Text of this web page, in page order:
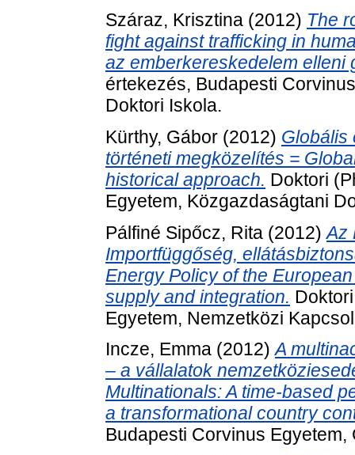
Száraz, Krisztina (2012) The
fight against trafficking in
az emberkereskedelem elleni
értekezés, Budapesti
Doktori Iskola.
Kürthy, Gábor (2012) Globális
történeti megközelítés =
historical approach. Doktori
Egyetem, Közgazdaságtani
Pálfiné Sipőcz, Rita (2012)Az
Importfüggőség,
Energy Policy of the
supply and integration.
Egyetem, Nemzetközi
Incze, Emma (2012)A
– a vállalatok
Multinationals: A time-based
a transformational country
Budapesti Corvinus